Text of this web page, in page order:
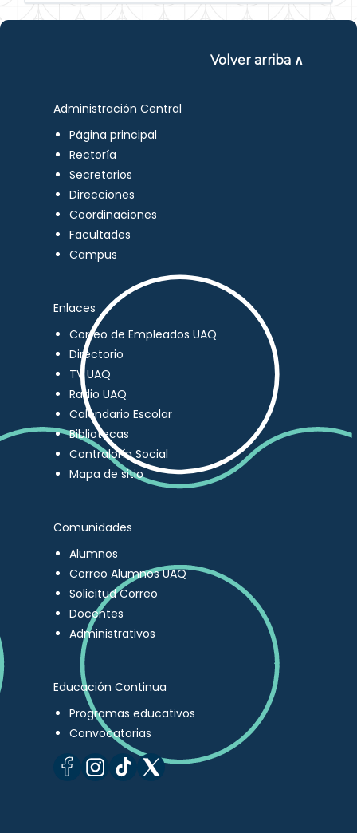
Volver arriba ∧
Administración Central
Página principal
Rectoría
Secretarios
Direcciones
Coordinaciones
Facultades
Campus
Enlaces
Correo de Empleados UAQ
Directorio
TV UAQ
Radio UAQ
Calendario Escolar
Bibliotecas
Contraloría Social
Mapa de sitio
Comunidades
Alumnos
Correo Alumnos UAQ
Solicitud Correo
Docentes
Administrativos
Educación Continua
Programas educativos
Convocatorias